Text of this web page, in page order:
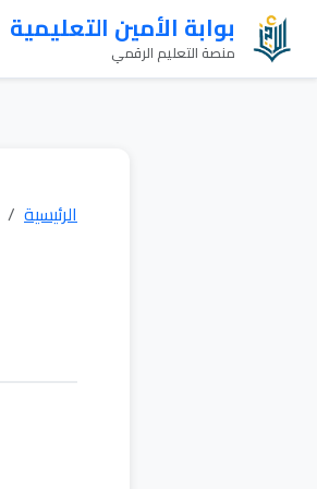
بوابة الأمين التعليمية
منصة التعليم الرقمي
الرئيسية